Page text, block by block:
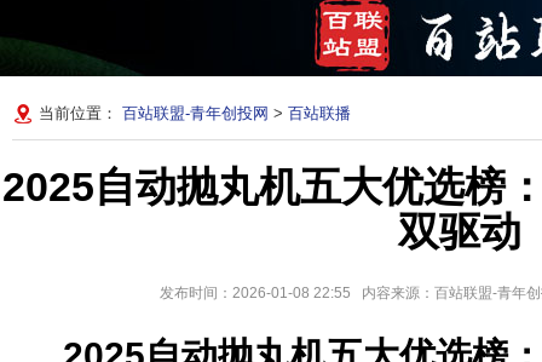
当前位置： 百站联盟-青年创投网 > 百站联播
2025自动抛丸机五大优选榜
双驱动
发布时间：2026-01-08 22:55 内容来源：百站联盟-青年